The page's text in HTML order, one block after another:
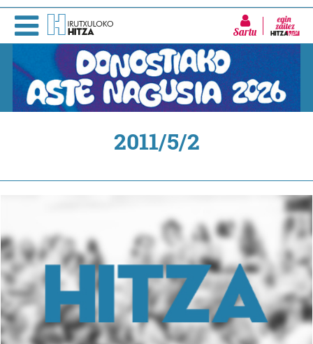
Sartu
2011/5/2